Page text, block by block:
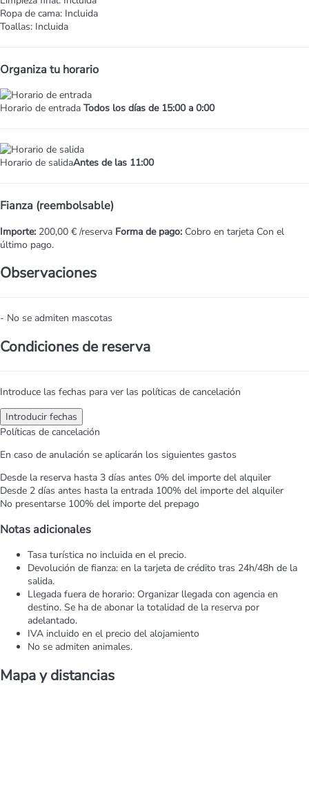
Ropa de cama: Incluida
Toallas: Incluida
Organiza tu horario
Horario de entrada Todos los días de 15:00 a 0:00
Horario de salidaAntes de las 11:00
Fianza (reembolsable)
Importe: 200,00 € /reserva Forma de pago: Cobro en tarjeta Con el
último pago.
Observaciones
- No se admiten mascotas
Condiciones de reserva
Introduce las fechas para ver las políticas de cancelación
Introducir fechas
Políticas de cancelación
En caso de anulación se aplicarán los siguientes gastos
Desde la reserva hasta 3 días antes 0% del importe del alquiler
Desde 2 días antes hasta la entrada 100% del importe del alquiler
No presentarse 100% del importe del prepago
Notas adicionales
Tasa turística no incluida en el precio.
Devolución de fianza: en la tarjeta de crédito tras 24h/48h de la
salida.
Llegada fuera de horario: Organizar llegada con agencia en
destino. Se ha de abonar la totalidad de la reserva por
adelantado.
IVA incluido en el precio del alojamiento
No se admiten animales.
Mapa y distancias